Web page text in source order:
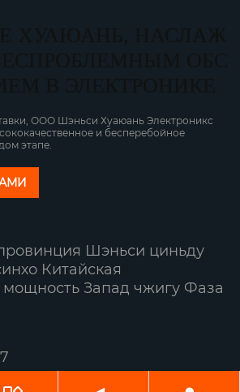
ООО Шэньси Хуаюань Электроникс
и бесперебойное
этапе.
Шэньси циньду
Китайская
мощность Запад чжигу Фаза
ООО Шэньси Хуаюань